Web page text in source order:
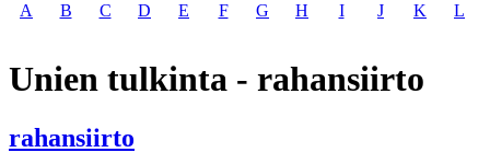
A B C D E F G H I J K L
Unien tulkinta - rahansiirto
rahansiirto